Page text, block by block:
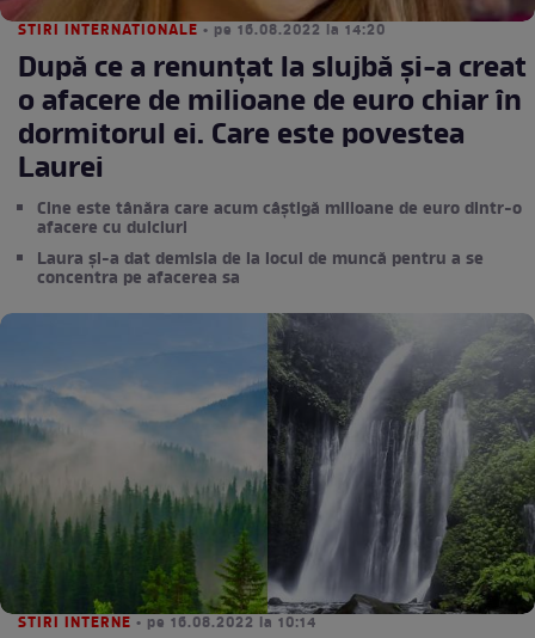
STIRI INTERNATIONALE • pe 16.08.2022 la 14:20
După ce a renunțat la slujbă și-a creat
o afacere de milioane de euro chiar în
dormitorul ei. Care este povestea
Laurei
Cine este tânăra care acum câștigă milioane de euro dintr-o
afacere cu dulciuri
Laura și-a dat demisia de la locul de muncă pentru a se
concentra pe afacerea sa
STIRI INTERNE • pe 16.08.2022 la 10:14